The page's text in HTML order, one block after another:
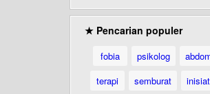
★ Pencarian populer
fobia psikolog
terapi
semburat